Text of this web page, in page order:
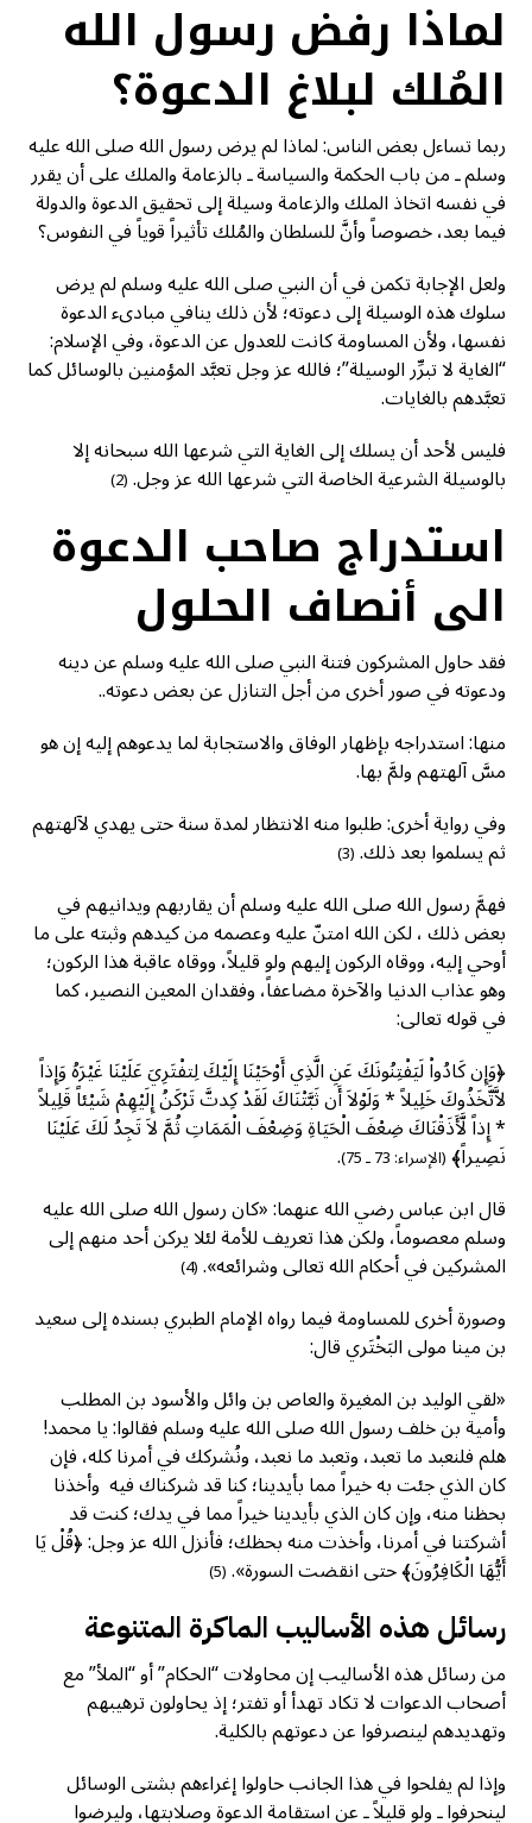
لماذا رفض رسول الله
المُلك لبلاغ الدعوة؟
ربما تساءل بعض الناس: لماذا لم يرض رسول الله صلى الله عليه
وسلم ـ من باب الحكمة والسياسة ـ بالزعامة والملك على أن يقرر
في نفسه اتخاذ الملك والزعامة وسيلة إلى تحقيق الدعوة والدولة
فيما بعد، خصوصاً وأنَّ للسلطان والمُلك تأثيراً قوياً في النفوس؟
ولعل الإجابة تكمن في أن النبي صلى الله عليه وسلم لم يرض
سلوك هذه الوسيلة إلى دعوته؛ لأن ذلك ينافي مبادىء الدعوة
نفسها، ولأن المساومة كانت للعدول عن الدعوة، وفي الإسلام:
“الغاية لا تبرِّر الوسيلة”؛ فالله عز وجل تعبَّد المؤمنين بالوسائل كما
تعبَّدهم بالغايات.
فليس لأحد أن يسلك إلى الغاية التي شرعها الله سبحانه إلا
بالوسيلة الشرعية الخاصة التي شرعها الله عز وجل.(2)
استدراج صاحب الدعوة
الى أنصاف الحلول
فقد حاول المشركون فتنة النبي صلى الله عليه وسلم عن دينه
ودعوته في صور أخرى من أجل التنازل عن بعض دعوته..
منها: استدراجه بإظهار الوفاق والاستجابة لما يدعوهم إليه إن هو
مسَّ آلهتهم ولمَّ بها.
وفي رواية أخرى: طلبوا منه الانتظار لمدة سنة حتى يهدي لآلهتهم
ثم يسلموا بعد ذلك.(3)
فهمَّ رسول الله صلى الله عليه وسلم أن يقاربهم ويدانيهم في
بعض ذلك ، لكن الله امتنّ عليه وعصمه من كيدهم وثبته على ما
أوحي إليه، ووقاه الركون إليهم ولو قليلاً، ووقاه عاقبة هذا الركون؛
وهو عذاب الدنيا والآخرة مضاعفاً، وفقدان المعين النصير، كما
في قوله تعالى:
﴿وَإِن كَادُواْ لَيَفْتِنُونَكَ عَنِ الَّذِي أَوْحَيْنَا إِلَيْكَ لِتفْتَرِيَ عَلَيْنَا غَيْرَهُ وَإِذاً
لاَّتَّخَذُوكَ خَلِيلاً * وَلَوْلاَ أَن ثَبَّتْنَاكَ لَقَدْ كِدتَّ تَرْكَنُ إِلَيْهِمْ شَيْئاً قَلِيلاً
* إِذاً لَّأَذَقْنَاكَ ضِعْفَ الْحَيَاةِ وَضِعْفَ الْمَمَاتِ ثُمَّ لاَ تَجِدُ لَكَ عَلَيْنَا
نَصِيراً﴾(الإسراء: 73 ـ 75)
.
قال ابن عباس رضي الله عنهما: «كان رسول الله صلى الله عليه
وسلم معصوماً، ولكن هذا تعريف للأمة لئلا يركن أحد منهم إلى
المشركين في أحكام الله تعالى وشرائعه».(4)
وصورة أخرى للمساومة فيما رواه الإمام الطبري بسنده إلى سعيد
بن مينا مولى البَخْتَري قال:
«لقي الوليد بن المغيرة والعاص بن وائل والأسود بن المطلب
وأمية بن خلف رسول الله صلى الله عليه وسلم فقالوا: يا محمد!
هلم فلنعبد ما تعبد، وتعبد ما نعبد، ونُشركك في أمرنا كله، فإن
كان الذي جئت به خيراً مما بأيدينا؛ كنا قد شركناك فيه وأخذنا
بحظنا منه، وإن كان الذي بأيدينا خيراً مما في يدك؛ كنت قد
أشركتنا في أمرنا، وأخذت منه بحظك؛ فأنزل الله عز وجل: ﴿قُلْ يَا
أَيُّهَا الْكَافِرُونَ﴾ حتى انقضت السورة».(5)
رسائل هذه الأساليب الماكرة المتنوعة
من رسائل هذه الأساليب إن محاولات “الحكام” أو “الملأ” مع
أصحاب الدعوات لا تكاد تهدأ أو تفتر؛ إذ يحاولون ترهيبهم
وتهديدهم لينصرفوا عن دعوتهم بالكلية.
وإذا لم يفلحوا في هذا الجانب حاولوا إغراءهم بشتى الوسائل
لينحرفوا ـ ولو قليلاً ـ عن استقامة الدعوة وصلابتها، وليرضوا